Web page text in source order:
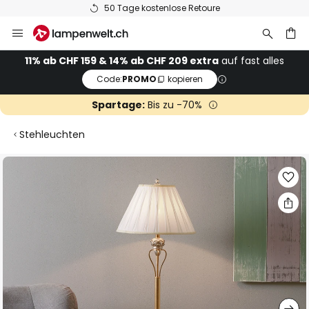
50 Tage kostenlose Retoure
Inhalt
springen
11% ab CHF 159 & 14% ab CHF 209 extra auf fast alles
Code:PROMO kopieren
Spartage:Bis zu -70%
Stehleuchten
Zum